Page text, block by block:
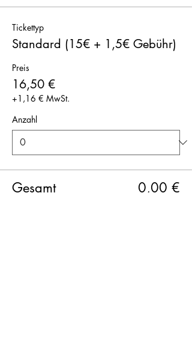
Tickettyp
Standard (15€ + 1,5€ Gebühr)
Preis
16,50 €
+1,16 € MwSt.
Anzahl
Gesamt 0,00 €